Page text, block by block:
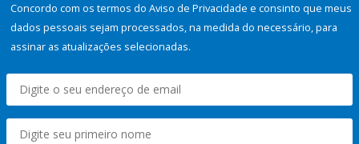
Concordo com os termos do Aviso de Privacidade e consinto que meus
dados pessoais sejam processados, na medida do necessário, para
assinar as atualizações selecionadas.